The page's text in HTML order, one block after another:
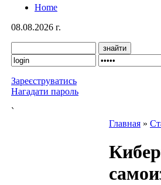
Home
08.08.2026 г.
Зареєструватись
Нагадати пароль
`
Главная »